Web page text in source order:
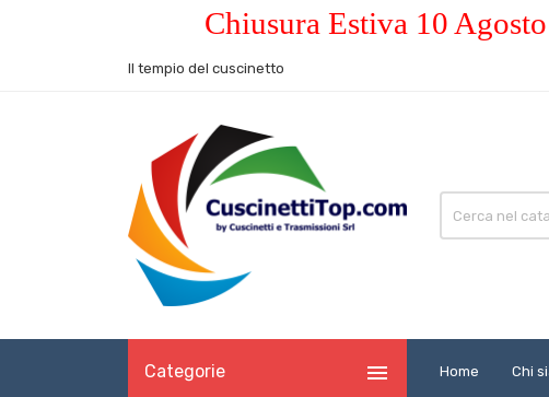
Chiusura Estiva 10
Il tempio del cuscinetto
Categorie  Home Chi